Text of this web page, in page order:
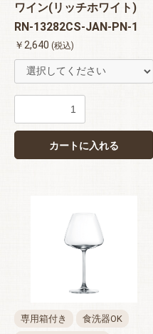
ワイン(リッチホワイト)
RN-13282CS-JAN-PN-1
￥2,640 (税込)
カートに入れる
専用箱付き
食洗器OK